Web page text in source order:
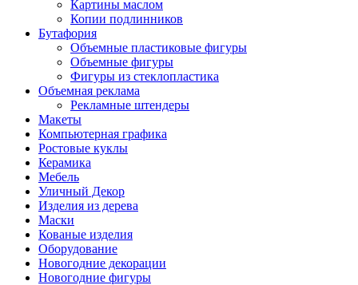
Картины маслом
Копии подлинников
Бутафория
Объемные пластиковые фигуры
Объемные фигуры
Фигуры из стеклопластика
Объемная реклама
Рекламные штендеры
Макеты
Компьютерная графика
Ростовые куклы
Керамика
Мебель
Уличный Декор
Изделия из дерева
Маски
Кованые изделия
Оборудование
Новогодние декорации
Новогодние фигуры